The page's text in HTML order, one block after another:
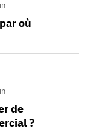
où
de
?